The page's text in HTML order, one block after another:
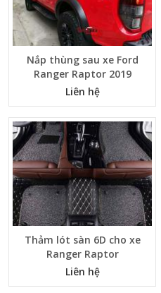
Nắp thùng sau xe Ford
Ranger Raptor 2019
Liên hệ
Thảm lót sàn 6D cho xe
Ranger Raptor
Liên hệ